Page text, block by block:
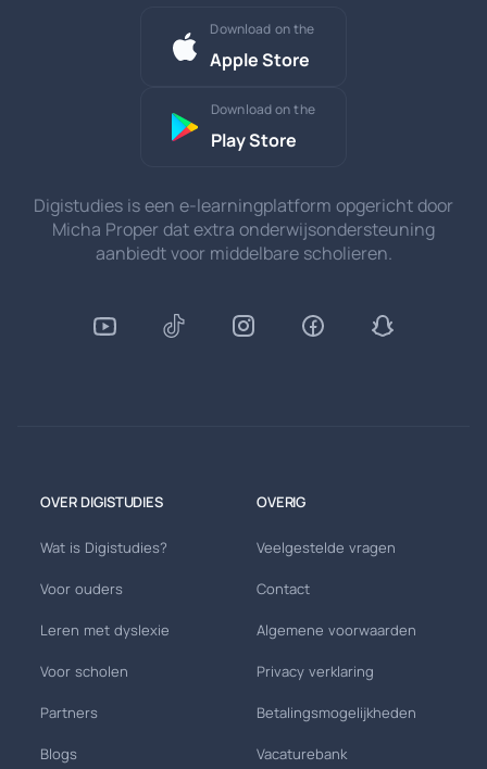
Download on the
Apple Store
Download on the
Play Store
Digistudies is een e-learningplatform opgericht door
Micha Proper dat extra onderwijsondersteuning
aanbiedt voor middelbare scholieren.
OVER DIGISTUDIES
Wat is Digistudies?
Voor ouders
Leren met dyslexie
Voor scholen
Partners
Blogs
OVERIG
Veelgestelde vragen
Contact
Algemene voorwaarden
Privacy verklaring
Betalingsmogelijkheden
Vacaturebank